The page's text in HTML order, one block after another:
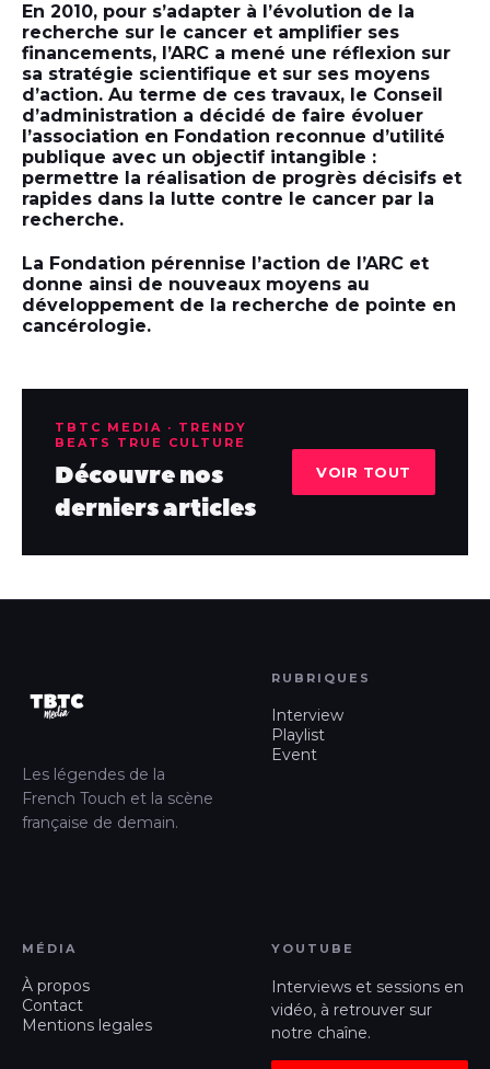
En 2010, pour s’adapter à l’évolution de la
recherche sur le cancer et amplifier ses
financements, l’ARC a mené une réflexion sur
sa stratégie scientifique et sur ses moyens
d’action. Au terme de ces travaux, le Conseil
d’administration a décidé de faire évoluer
l’association en Fondation reconnue d’utilité
publique avec un objectif intangible :
permettre la réalisation de progrès décisifs et
rapides dans la lutte contre le cancer par la
recherche.
La Fondation pérennise l’action de l’ARC et
donne ainsi de nouveaux moyens au
développement de la recherche de pointe en
cancérologie.
TBTC MEDIA · TRENDY
BEATS TRUE CULTURE
Découvre nos
derniers articles
VOIR TOUT
Les légendes de la
French Touch et la scène
française de demain.
RUBRIQUES
Interview
Playlist
Event
MÉDIA
À propos
Contact
Mentions legales
YOUTUBE
Interviews et sessions en
vidéo, à retrouver sur
notre chaîne.